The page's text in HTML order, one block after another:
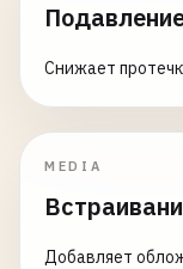
Снижает
MEDIA
Добавляет